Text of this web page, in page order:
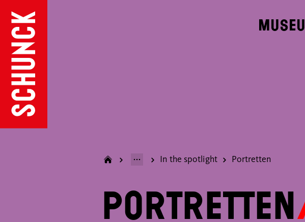
In the spotlight Portretten
Portretten